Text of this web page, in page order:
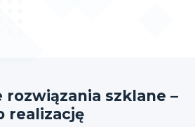
szklane –
realizację